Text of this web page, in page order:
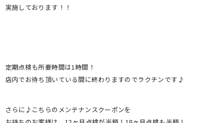
実施しております！！
定期点検も所要時間は1時間！
店内でお待ち頂いている間に終わりますのでラクチンです♪
さらに♪こちらのメンテナンスクーポンを